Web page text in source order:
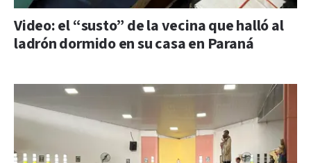
Video: el “susto” de la vecina que halló al
ladrón dormido en su casa en Paraná